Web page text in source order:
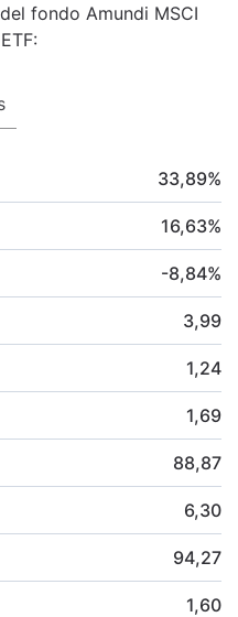
fondo Amundi MSCI
33,89%
16,63%
-8,84%
3,99
1,24
1,69
88,87
6,30
94,27
1,60